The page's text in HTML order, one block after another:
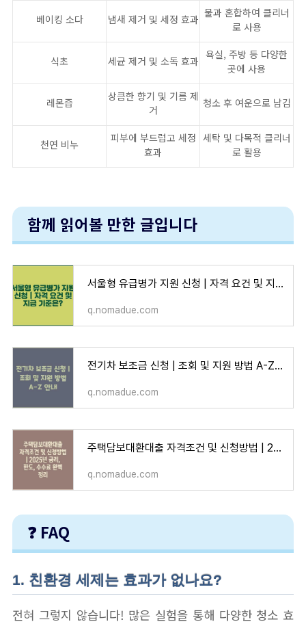
베이킹 소다
냄새 제거 및 세정 효과 물과 혼합하여 클리너
로 사용
식초 세균 제거 및 소독 효과 욕실, 주방 등 다양한
곳에 사용
레몬즙
상큼한 향기 및 기름 제
거
청소 후 여운으로 남김
천연 비누
피부에 부드럽고 세정
효과
세탁 및 다목적 클리너
로 활용
함께 읽어볼 만한 글입니다
서울형 유급병가 지원 신청 | 자격 요건 및 지급 기준은?
q.nomadue.com
전기차 보조금 신청 | 조회 및 지원 방법 A-Z 안내
q.nomadue.com
주택담보대환대출 자격조건 및 신청방법 | 2025년 금리, 한도, 수수료 완벽 정리
q.nomadue.com
❓ FAQ
1. 친환경 세제는 효과가 없나요?
전혀 그렇지 않습니다! 많은 실험을 통해 다양한 청소 효